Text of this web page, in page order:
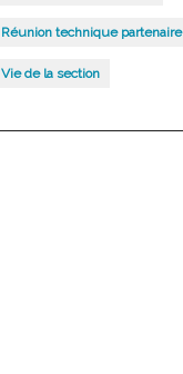
Réunion technique partenaire
Vie de la section